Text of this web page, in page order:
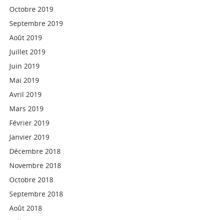
Octobre 2019
Septembre 2019
Août 2019
Juillet 2019
Juin 2019
Mai 2019
Avril 2019
Mars 2019
Février 2019
Janvier 2019
Décembre 2018
Novembre 2018
Octobre 2018
Septembre 2018
Août 2018